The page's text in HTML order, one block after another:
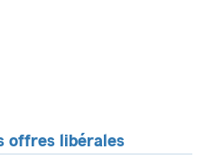
offres libérales